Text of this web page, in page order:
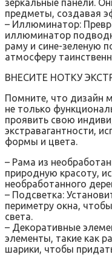
зеркальные панели.
предметы, создавая
– Иллюминатор:
иллюминатор
раму и сине-зеленую
атмосферу
ВНЕСИТЕ НОТКУ
Помните, что дизайн
не только
проявить свою
экстравагантности,
формы и цвета.
– Рама из
природную красоту,
необработанного
– Подсветка:
периметру окна,
света.
– Декоративные
элементы, такие как
шарики, чтобы